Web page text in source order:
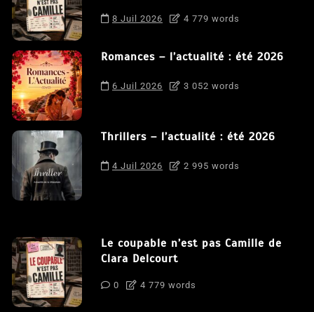
8 Juil 2026 4 779 words
Romances – l’actualité : été 2026
6 Juil 2026 3 052 words
Thrillers – l’actualité : été 2026
4 Juil 2026 2 995 words
Le coupable n’est pas Camille de
Clara Delcourt
0 4 779 words